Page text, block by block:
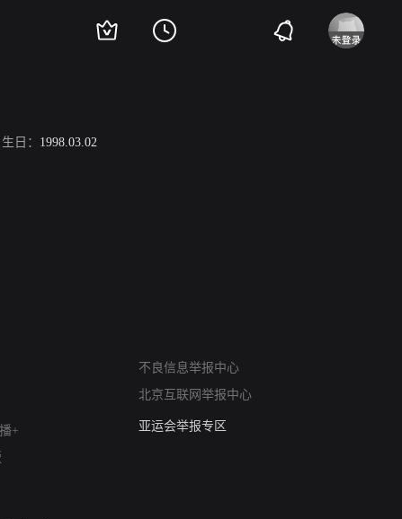
生日： 1998.03.02
+
不良信息举报中心
北京互联网举报中心
算法推荐专项举报
亚运会举报专区